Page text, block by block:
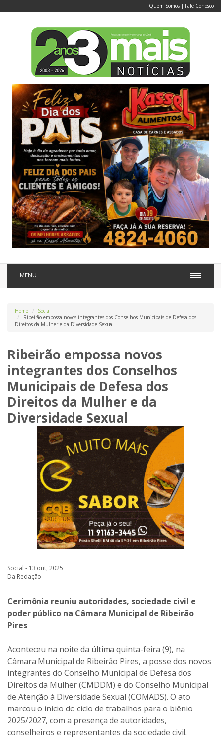
Quem Somos | Fale Conosco
MENU
Home
Social
Ribeirão empossa novos integrantes dos Conselhos Municipais de Defesa dos
Direitos da Mulher e da Diversidade Sexual
Ribeirão empossa novos
integrantes dos Conselhos
Municipais de Defesa dos
Direitos da Mulher e da
Diversidade Sexual
Social - 13 out, 2025
Da Redação
Cerimônia reuniu autoridades, sociedade civil e
poder público na Câmara Municipal de Ribeirão
Pires
Aconteceu na noite da última quinta-feira (9), na
Câmara Municipal de Ribeirão Pires, a posse dos novos
integrantes do Conselho Municipal de Defesa dos
Direitos da Mulher (CMDDM) e do Conselho Municipal
de Atenção à Diversidade Sexual (COMADS). O ato
marcou o início do ciclo de trabalhos para o biênio
2025/2027, com a presença de autoridades,
conselheiros e representantes da sociedade civil.